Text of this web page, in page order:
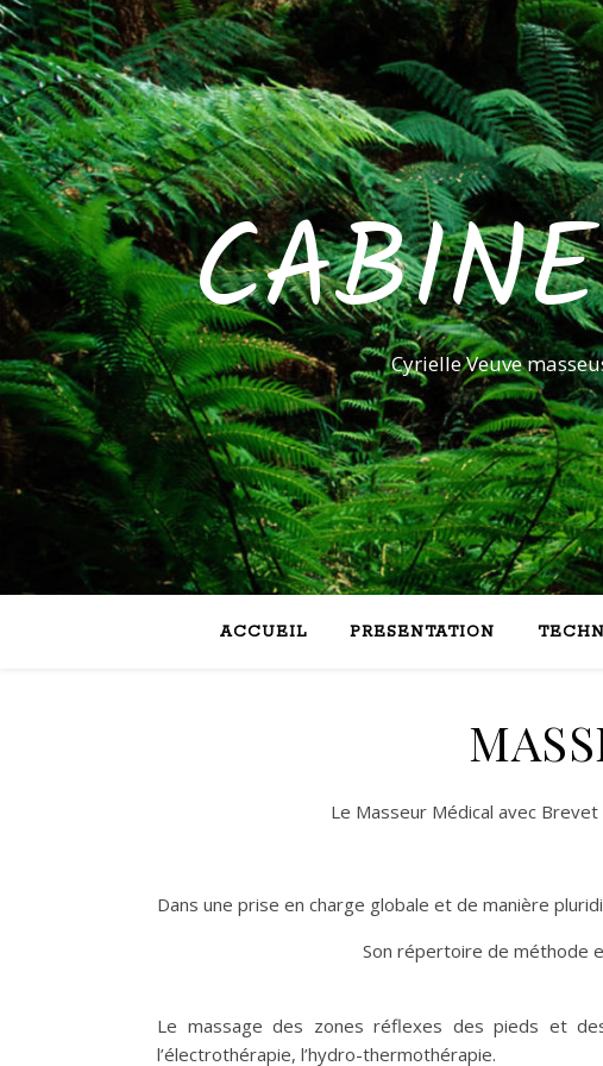
Cyrielle Veuve
ACCUEIL PRESENTATION
Le Masseur Médical avec
Dans une prise en charge globale et de manière
Son répertoire de méthode
Le massage des zones réflexes des pieds et
l’électrothérapie, l’hydro-thermothérapie.